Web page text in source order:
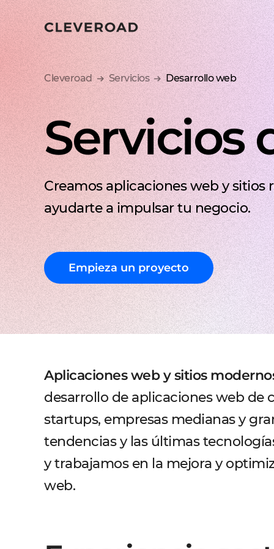
Lanza tu
Cleveroad Servicios Desarrollo web
Servicios
Creamos aplicaciones web y sitios
ayudarte a impulsar tu negocio.
Empieza un proyecto
Aplicaciones web y sitios
desarrollo de aplicaciones web de
startups, empresas medianas y
tendencias y las últimas
y trabajamos en la mejora y
web.